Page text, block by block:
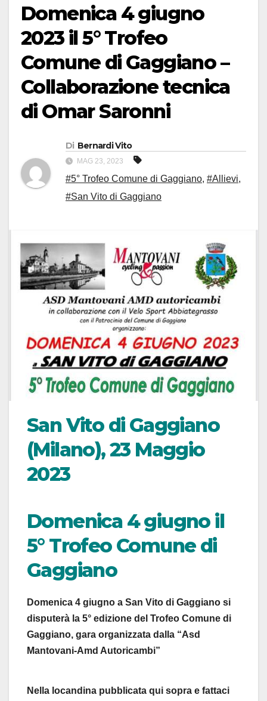
Domenica 4 giugno
2023 il 5° Trofeo
Comune di Gaggiano –
Collaborazione tecnica
di Omar Saronni
Di Bernardi Vito
MAG 23, 2023
#5° Trofeo Comune di Gaggiano, #Allievi,
#San Vito di Gaggiano
San Vito di Gaggiano
(Milano), 23 Maggio
2023
Domenica 4 giugno il
5° Trofeo Comune di
Gaggiano
Domenica 4 giugno a San Vito di Gaggiano si
disputerà la 5° edizione del Trofeo Comune di
Gaggiano, gara organizzata dalla “Asd
Mantovani-Amd Autoricambi”
Nella locandina pubblicata qui sopra e fattaci